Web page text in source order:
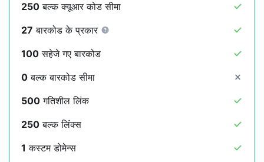
250 बल्क क्यूआर कोड सीमा
27 बारकोड के प्रकार
100 सहेजे गए बारकोड
0 बल्क बारकोड सीमा
500 गतिशील लिंक
250 बल्क लिंक्स
1 कस्टम डोमेन्स